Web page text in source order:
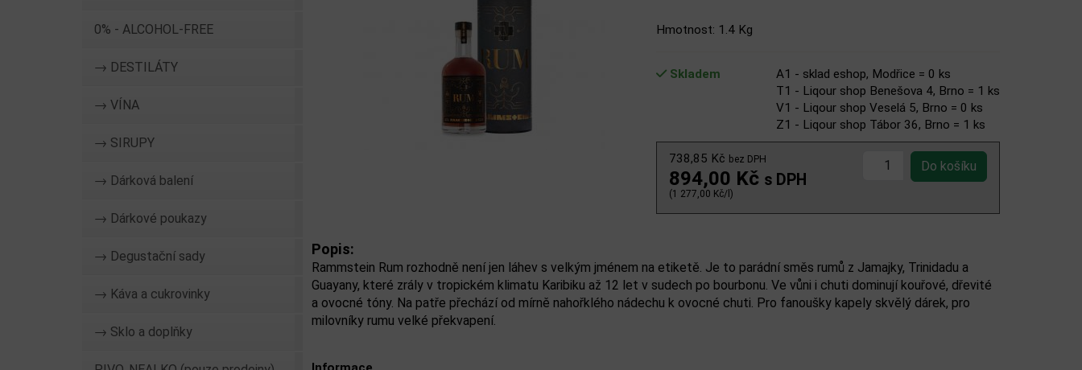
0% - ALCOHOL-FREE
→ DESTILÁTY
→ VÍNA
→ SIRUPY
→ Dárková balení
→ Dárkové poukazy
→ Degustační sady
→ Káva a cukrovinky
→ Sklo a doplňky
Hmotnost: 1.4 Kg
Skladem
A1 - sklad eshop, Modřice = 0 ks
T1 - Liqour shop Benešova 4, Brno = 1 ks
V1 - Liqour shop Veselá 5, Brno = 0 ks
Z1 - Liqour shop Tábor 36, Brno = 1 ks
738,85 Kč bez DPH
894,00 Kč s DPH
(1 277,00 Kč/l)
Popis:
Rammstein Rum rozhodně není jen láhev s velkým jménem na etiketě. Je to parádní směs rumů z Jamajky, Trinidadu a
Guayany, které zrály v tropickém klimatu Karibiku až 12 let v sudech po bourbonu. Ve vůni i chuti dominují kouřové, dřevité
a ovocné tóny. Na patře přechází od mírně nahořklého nádechu k ovocné chuti. Pro fanoušky kapely skvělý dárek, pro
milovníky rumu velké překvapení.